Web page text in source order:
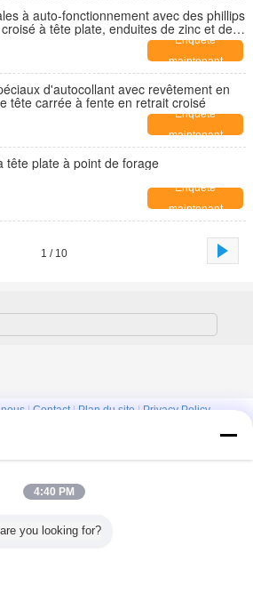
à auto-fonctionnement avec des phillips
à tête plate, enduites de zinc et de
Enquête
maintenant
d'autocollant avec revêtement en
tête carrée à fente en retrait croisé
Enquête
maintenant
tête plate à point de forage
Enquête
maintenant
1 / 10
|Contact|Plan du site|Privacy Policy
4:40 PM
you looking for?